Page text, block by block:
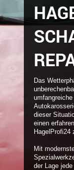
Das
dieser
einen
HagelProfi24
Mit
der Lage